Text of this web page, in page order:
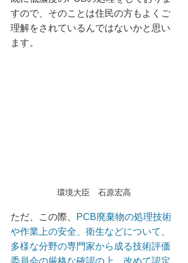
すので、そのことは住民の方もよくご
理解をされているんではないかと思い
ます。
環境大臣　石原宏高
ただ、この際、
PCB廃棄物の処理技術
や作業上の安全、衛生などについて、
多様な分野の専門家から成る技術評価